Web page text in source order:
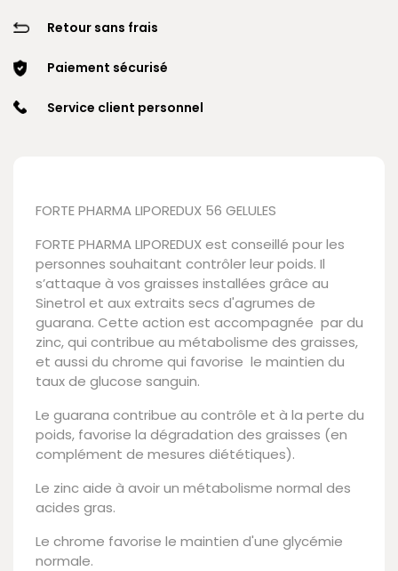
Retour sans frais
Paiement sécurisé
Service client personnel
FORTE PHARMA LIPOREDUX 56 GELULES
FORTE PHARMA LIPOREDUX est conseillé pour les
personnes souhaitant contrôler leur poids. Il
s’attaque à vos graisses installées grâce au
Sinetrol et aux extraits secs d'agrumes de
guarana. Cette action est accompagnée par du
zinc, qui contribue au métabolisme des graisses,
et aussi du chrome qui favorise le maintien du
taux de glucose sanguin.
Le guarana contribue au contrôle et à la perte du
poids, favorise la dégradation des graisses (en
complément de mesures diététiques).
Le zinc aide à avoir un métabolisme normal des
acides gras.
Le chrome favorise le maintien d'une glycémie
normale.